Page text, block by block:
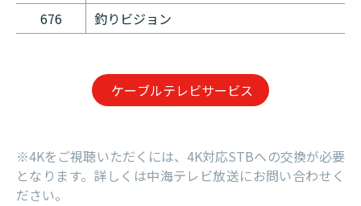
676
釣りビジョン
ケーブルテレビサービス
※4Kをご視聴いただくには、4K対応STBへの交換が必要
となります。詳しくは中海テレビ放送にお問い合わせく
ださい。